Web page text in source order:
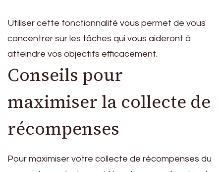
Utiliser cette fonctionnalité vous permet de vous
concentrer sur les tâches qui vous aideront à
atteindre vos objectifs efficacement.
Conseils pour
maximiser la collecte de
récompenses
Pour maximiser votre collecte de récompenses du